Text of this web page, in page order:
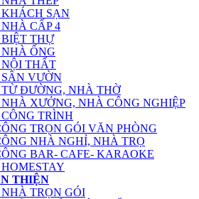
SẠN
CẤP 4
THỰ
ỐNG
THẤT
VƯỜN
ĐƯỜNG, NHÀ THỜ
XƯỞNG, NHÀ CÔNG NGHIỆP
TRÌNH
TRỌN GÓI VĂN PHÒNG
NHÀ NGHỈ, NHÀ TRỌ
BAR- CAFE- KARAOKE
THIỆN
TRỌN GÓI